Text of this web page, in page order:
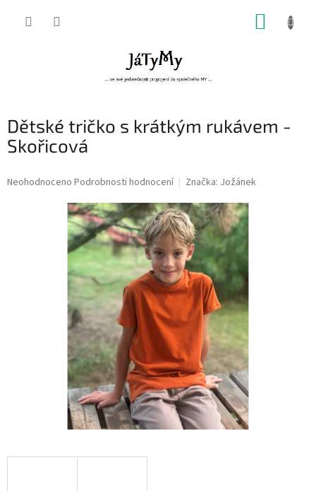
Dětské tričko s krátkým rukávem -
Skořicová
Průměrné
Neohodnoceno Podrobnosti hodnocení Značka: Jožánek